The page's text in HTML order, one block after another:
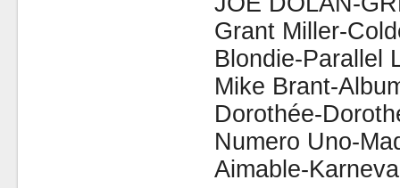
Grant Miller-
Blondie-Parallel
Mike Brant-
Dorothée-
Numero Uno-
Aimable-